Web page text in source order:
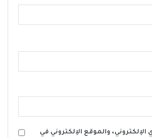
والموقع الإلكتروني في